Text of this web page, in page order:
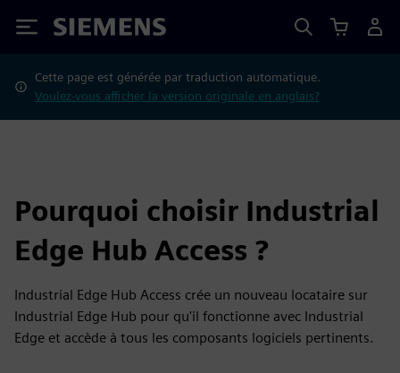
Siemens
Cette page est générée par traduction automatique.
Voulez-vous afficher la version originale en anglais?
Pourquoi choisir Industrial
Edge Hub Access ?
Industrial Edge Hub Access crée un nouveau locataire sur
Industrial Edge Hub pour qu'il fonctionne avec Industrial
Edge et accède à tous les composants logiciels pertinents.